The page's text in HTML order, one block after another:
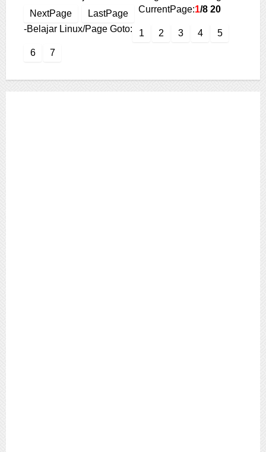
NextPage
LastPage CurrentPage:1/8 20
-Belajar Linux/Page Goto:
1 2 3 4
5
6
7